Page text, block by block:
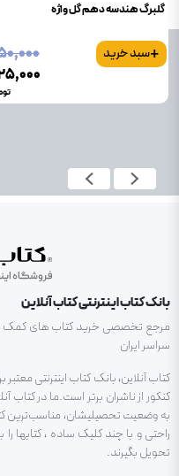
گلبرگ هندسه دهم گل واژه
+سبد خرید
بانک کتاب اینترنتی کتاب آنلاین
مرجع تخصصی خرید کتاب های کمک
سراسر ایران
کتاب آنلاین، بانک کتاب اینترنتی
کنکور از ناشران برتر است.ما در کتاب
به وضعیت تحصیلیشان، مناسب‌ترین
راحتی و با چند کلیک ساده ، کتابها
تحویل بگیرند.